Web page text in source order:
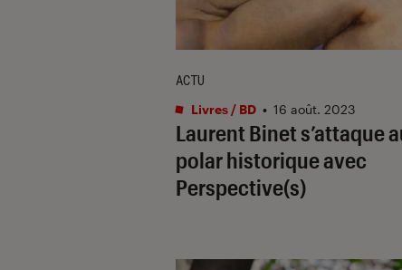
Laurent Binet s’attaque
polar historique avec
Perspective(s)
ACTU
Livres / BD • 16 août. 2023